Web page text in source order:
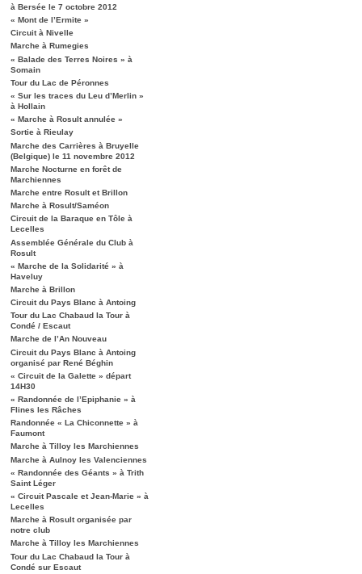
à Bersée le 7 octobre 2012
« Mont de l’Ermite »
Circuit à Nivelle
Marche à Rumegies
« Balade des Terres Noires » à
Somain
Tour du Lac de Péronnes
« Sur les traces du Leu d’Merlin »
à Hollain
« Marche à Rosult annulée »
Sortie à Rieulay
Marche des Carrières à Bruyelle
(Belgique) le 11 novembre 2012
Marche Nocturne en forêt de
Marchiennes
Marche entre Rosult et Brillon
Marche à Rosult/Saméon
Circuit de la Baraque en Tôle à
Lecelles
Assemblée Générale du Club à
Rosult
« Marche de la Solidarité » à
Haveluy
Marche à Brillon
Circuit du Pays Blanc à Antoing
Tour du Lac Chabaud la Tour à
Condé / Escaut
Marche de l’An Nouveau
Circuit du Pays Blanc à Antoing
organisé par René Béghin
« Circuit de la Galette » départ
14H30
« Randonnée de l’Epiphanie » à
Flines les Râches
Randonnée « La Chiconnette » à
Faumont
Marche à Tilloy les Marchiennes
Marche à Aulnoy les Valenciennes
« Randonnée des Géants » à Trith
Saint Léger
« Circuit Pascale et Jean-Marie » à
Lecelles
Marche à Rosult organisée par
notre club
Marche à Tilloy les Marchiennes
Tour du Lac Chabaud la Tour à
Condé sur Escaut